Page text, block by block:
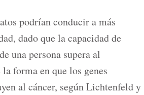
podrían conducir a más
dado que la capacidad de
una persona supera al
forma en que los genes
al cáncer, según Lichtenfeld y